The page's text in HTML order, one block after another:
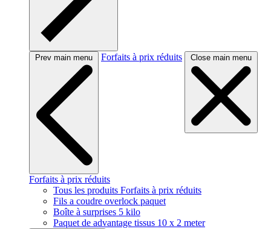
Prev main menu Forfaits à prix réduits Close main menu
Forfaits à prix réduits
Tous les produits Forfaits à prix réduits
Fils a coudre overlock paquet
Boîte à surprises 5 kilo
Paquet de advantage tissus 10 x 2 meter